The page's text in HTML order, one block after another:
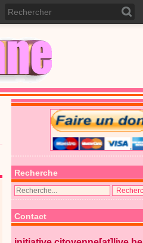
Recherche
Contact